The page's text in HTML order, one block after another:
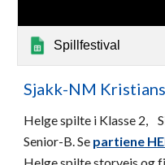
Spillfestival
Sjakk-NM
Helge spilte i Klasse 2,
Senior-B. Se partiene